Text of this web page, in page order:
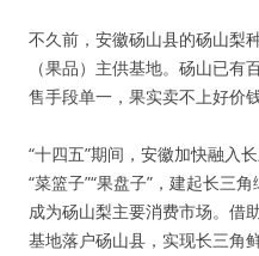
不久前，安徽砀山县的砀山梨
（果品）主供基地。砀山已
售手段单一，果实卖不上好价钱
“十四五”期间，安徽加快融入
“菜篮子”“果盘子”，建起长三
成为砀山梨主要消费市场。借
基地落户砀山县，实现长三角